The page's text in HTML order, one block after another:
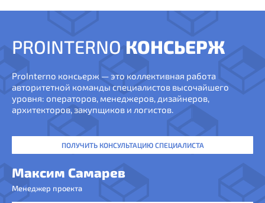
PROINTERNO КОНСЬЕРЖ
ProInterno консьерж — это коллективная работа
авторитетной команды специалистов высочайшего
уровня: операторов, менеджеров, дизайнеров,
архитекторов, закупщиков и логистов.
ПОЛУЧИТЬ КОНСУЛЬТАЦИЮ СПЕЦИАЛИСТА
Максим Самарев
Менеджер проекта